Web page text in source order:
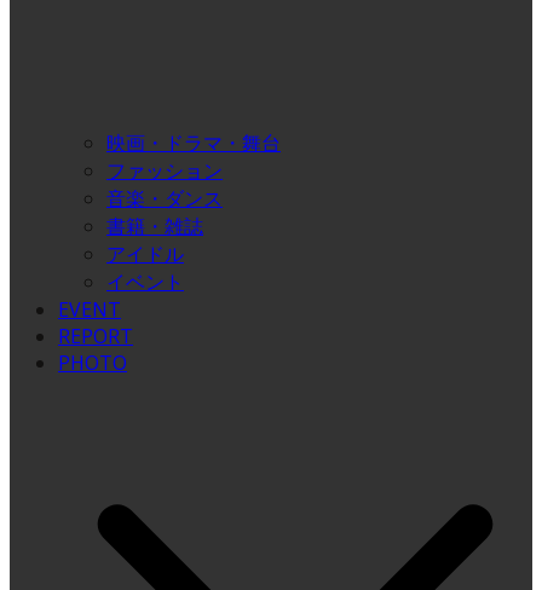
映画・ドラマ・舞台
ファッション
音楽・ダンス
書籍・雑誌
アイドル
イベント
EVENT
REPORT
PHOTO